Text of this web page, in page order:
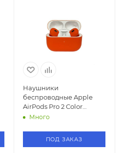
Наушники
беспроводные Apple
AirPods Pro 2 Color
(Orange/Оранжевый)
Много
ПОД ЗАКАЗ